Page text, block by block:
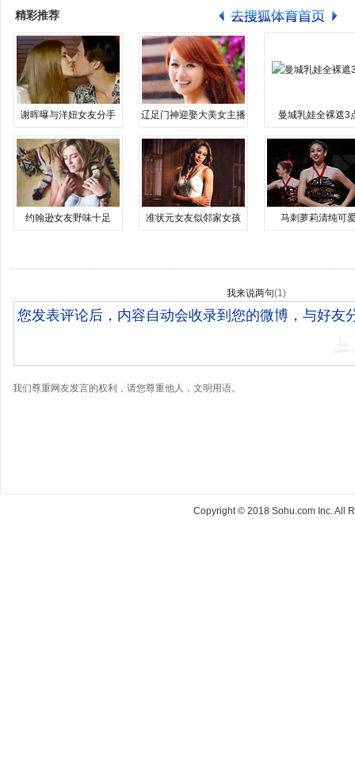
精彩推荐
谢晖曝与洋妞女友分手 辽足门神迎娶大美女主播 曼城乳娃全裸遮3
约翰逊女友野味十足 准状元女友似邻家女孩 马刺萝莉清纯可
我来说两句(1)
我们尊重网友发言的权利，请您尊重他人，文明用语。
Copyright © 2018 Sohu.com Inc. All